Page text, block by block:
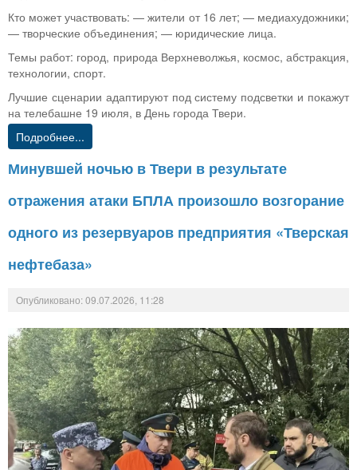
Кто может участвовать: — жители от 16 лет; — медиахудожники;
— творческие объединения; — юридические лица.
Темы работ: город, природа Верхневолжья, космос, абстракция,
технологии, спорт.
Лучшие сценарии адаптируют под систему подсветки и покажут
на телебашне 19 июля, в День города Твери.
Подробнее...
Минувшей ночью в Твери в результате
отражения атаки БПЛА произошло возгорание
одного из резервуаров предприятия «Тверская
нефтебаза»
Опубликовано: 09.07.2026, 11:28